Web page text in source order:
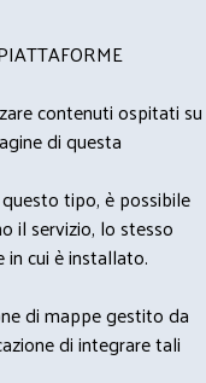
contenuti ospitati su
di questa
tipo, è possibile
il servizio, lo stesso
cui è installato.
di mappe gestito da
di integrare tali